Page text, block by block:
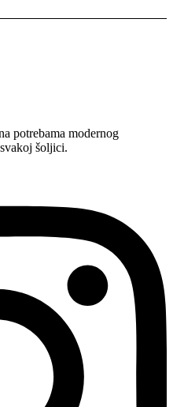
potrebama modernog
šoljici.